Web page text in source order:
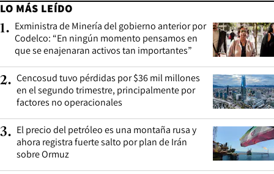
LO MÁS LEÍDO
1. Exministra de Minería del gobierno anterior por
Codelco: “En ningún momento pensamos en
que se enajenaran activos tan importantes”
2. Cencosud tuvo pérdidas por $36 mil millones
en el segundo trimestre, principalmente por
factores no operacionales
3. El precio del petróleo es una montaña rusa y
ahora registra fuerte salto por plan de Irán
sobre Ormuz